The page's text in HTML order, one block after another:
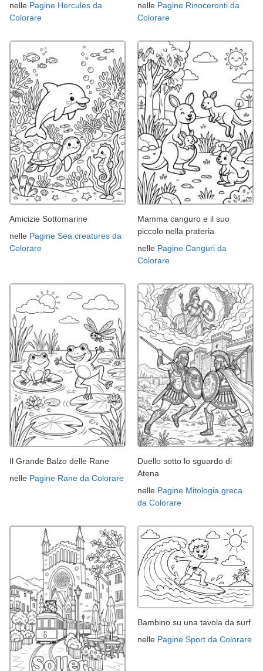
nelle Pagine Hercules da
Colorare
nelle Pagine Rinoceronti da
Colorare
Amicizie Sottomarine
nelle Pagine Sea creatures da
Colorare
Mamma canguro e il suo
piccolo nella prateria
nelle Pagine Canguri da
Colorare
Il Grande Balzo delle Rane
nelle Pagine Rane da Colorare
Duello sotto lo sguardo di
Atena
nelle Pagine Mitologia greca
da Colorare
Bambino su una tavola da surf
nelle Pagine Sport da Colorare